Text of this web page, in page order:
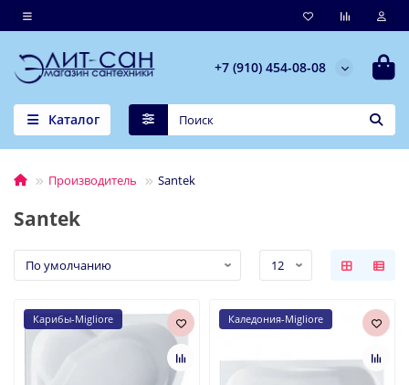
+7 (910) 454-08-08
Каталог
Производитель Santek
Santek
Карибы-Migliore Каледония-Migliore